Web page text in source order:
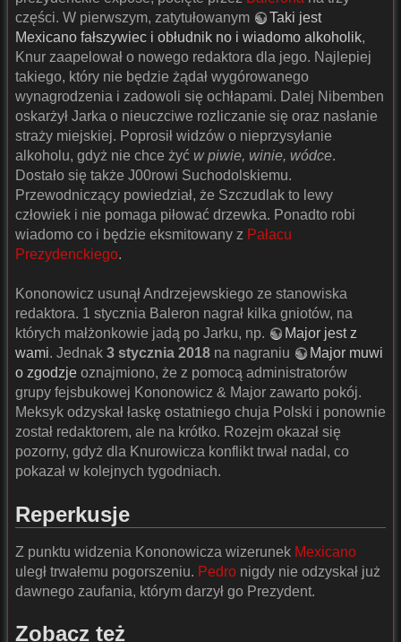
części. W pierwszym, zatytułowanym
Taki jest
Mexicano fałszywiec i obłudnik no i wiadomo alkoholik,
Knur zaapelował o nowego redaktora dla jego. Najlepiej
takiego, który nie będzie żądał wygórowanego
wynagrodzenia i zadowoli się ochłapami. Dalej Nibemben
oskarżył Jarka o nieuczciwe rozliczanie się oraz nasłanie
straży miejskiej. Poprosił widzów o nieprzysyłanie
alkoholu, gdyż nie chce żyć w piwie, winie, wódce.
Dostało się także J00rowi Suchodolskiemu.
Przewodniczący powiedział, że Szczudlak to lewy
człowiek i nie pomaga piłować drzewka. Ponadto robi
wiadomo co i będzie eksmitowany z Pałacu
Prezydenckiego.
Kononowicz usunął Andrzejewskiego ze stanowiska
redaktora. 1 stycznia Baleron nagrał kilka gniotów, na
których małżonkowie jadą po Jarku, np.
Major jest z
wami. Jednak 3 stycznia 2018 na nagraniu
Major muwi
o zgodzje oznajmiono, że z pomocą administratorów
grupy fejsbukowej Kononowicz & Major zawarto pokój.
Meksyk odzyskał łaskę ostatniego chuja Polski i ponownie
został redaktorem, ale na krótko. Rozejm okazał się
pozorny, gdyż dla Knurowicza konflikt trwał nadal, co
pokazał w kolejnych tygodniach.
Reperkusje
Z punktu widzenia Kononowicza wizerunek Mexicano
uległ trwałemu pogorszeniu. Pedro nigdy nie odzyskał już
dawnego zaufania, którym darzył go Prezydent.
Zobacz też